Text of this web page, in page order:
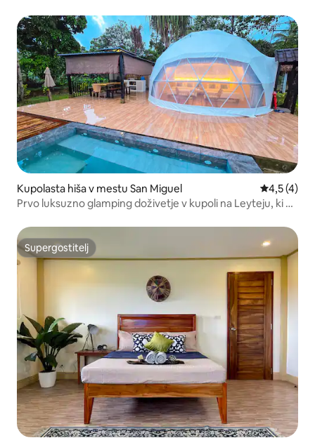
Kupolasta hiša v mestu San Miguel Povprečna
4,5 (4)
Prvo luksuzno glamping doživetje v kupoli na Leyteju, ki ga
Supergostitelj
Supergostitelj